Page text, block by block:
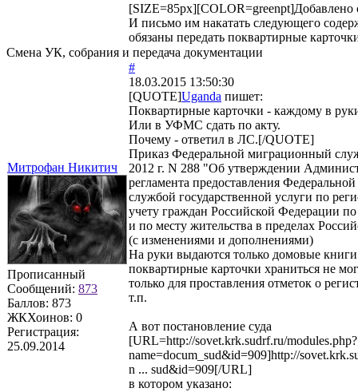
[SIZE=85px][COLOR=greenpt]Добавлено
И письмо им накатать следующего
обязаны передать поквартирные
Смена УК, собрания и передача документации
Митрофан Никитич
Прописанный
Сообщений: 873
Баллов: 873
ЖКХоинов: 0
Регистрация:
25.09.2014
#
18.03.2015 13:50:30
[QUOTE]Uganda пишет:
Поквартирные карточки - каждому в
Или в УФМС сдать по акту.
Почему - ответил в ЛС.[/QUOTE]
Приказ Федеральной миграционный
2012 г. N 288 "Об утверждении
регламента предоставления
службой государственной услуги по
учету граждан Российской Федерации
и по месту жительства в пределах
(с изменениями и дополнениями)
На руки выдаются только домовые
поквартирные карточки храниться не
только для проставления отметок о
т.п.
А вот постановление суда
[URL=http://sovet.krk.sudrf.ru/modules.php?
name=docum_sud&id=909]http://
n ... sud&id=909[/URL]
в котором указано: